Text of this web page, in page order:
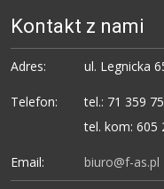
Kontakt z nami
Adres: ul. Legnicka
Telefon:
tel.: 71 359
tel. kom: 605
Email: biuro@f-as.pl